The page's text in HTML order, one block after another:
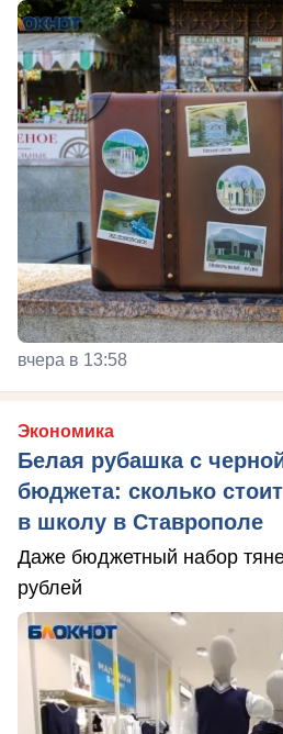
вчера в 13:58
Экономика
Белая рубашка с
бюджета: сколько
в школу в Ставрополе
Даже бюджетный набор
рублей